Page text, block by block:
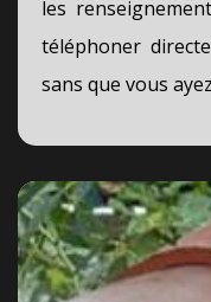
les
téléphoner
sans que vous